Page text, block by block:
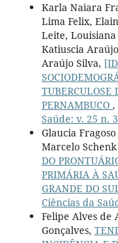
Karla Naiara
Lima Felix,
Leite, Louisiana
Katiuscia
Araújo Silva,
TUBERCULOSE
PERNAMBUCO ,
Saúde: v. 25 n.
Glaucia
Marcelo
DO
PRIMÁRIA À
GRANDE DO
Ciências da
Felipe Alves de
Gonçalves,